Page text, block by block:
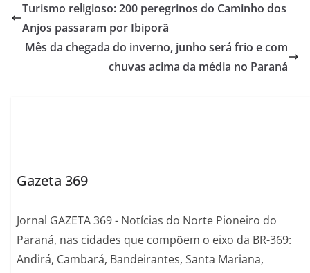
Turismo religioso: 200 peregrinos do Caminho dos
Anjos passaram por Ibiporã
Mês da chegada do inverno, junho será frio e com
chuvas acima da média no Paraná
Gazeta 369
Jornal GAZETA 369 - Notícias do Norte Pioneiro do
Paraná, nas cidades que compõem o eixo da BR-369:
Andirá, Cambará, Bandeirantes, Santa Mariana,